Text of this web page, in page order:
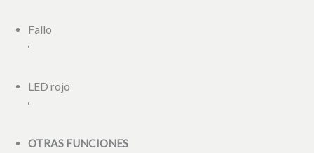
Fallo
‘
LED rojo
‘
OTRAS FUNCIONES